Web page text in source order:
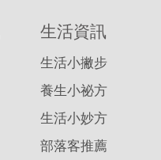
生活資訊
生活小撇步
養生小祕方
生活小妙方
部落客推薦